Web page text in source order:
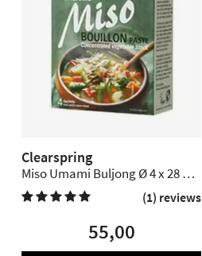
Clearspring
Miso Umami Buljong Ø 4 x 28 g -
112 g.
 (1) reviews
55,00